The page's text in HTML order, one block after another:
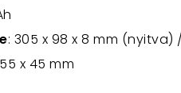
: 305 x 98 x 8 mm (nyitva)
x 45 mm